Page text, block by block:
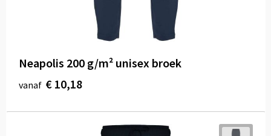
Neapolis 200 g/m² unisex broek
vanaf € 10,18